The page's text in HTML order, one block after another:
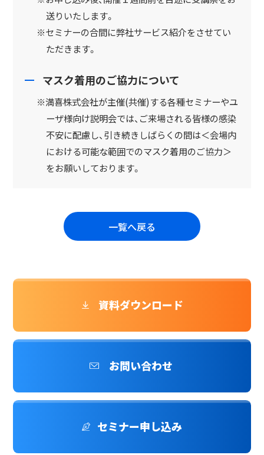
送りいたします。
※セミナーの合間に弊社サービス紹介をさせてい
ただきます。
マスク着用のご協力について
※満喜株式会社が主催(共催)する各種セミナーやユ
ーザ様向け説明会では、ご来場される皆様の感染
不安に配慮し、引き続きしばらくの間は＜会場内
における可能な範囲でのマスク着用のご協力＞
をお願いしております。
一覧へ戻る
資料ダウンロード
お問い合わせ
セミナー申し込み